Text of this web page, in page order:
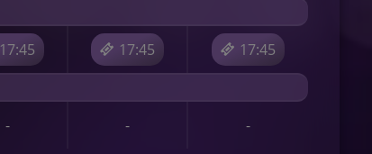
17:45 17:45 17:45
- - -